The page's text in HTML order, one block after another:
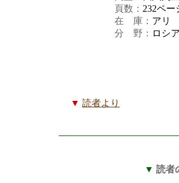
頁数： 232ペー
在 庫： アリ
分 野： ロシ
▼ 読者より
▼ 読者